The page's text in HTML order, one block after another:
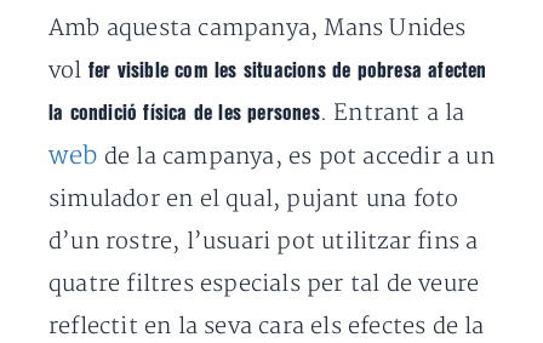
Amb aquesta campanya, Mans Unides
vol fer visible com les situacions de pobresa afecten
la condició física de les persones. Entrant a la
web de la campanya, es pot accedir a un
simulador en el qual, pujant una foto
d’un rostre, l’usuari pot utilitzar fins a
quatre filtres especials per tal de veure
reflectit en la seva cara els efectes de la